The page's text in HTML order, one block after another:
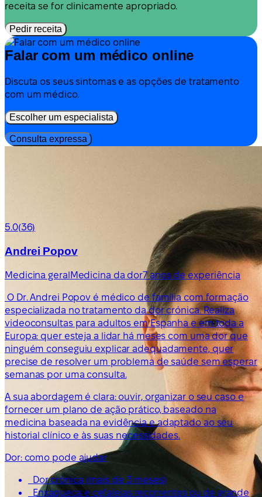
receita se for clinicamente apropriado.
Pedir receita
Falar com um médico online
Discuta os seus sintomas e as opções de tratamento
com um médico.
Escolher um especialista
Consulta expressa
5.0(36)
Andrei Popov
Medicina geralMedicina da dor7 anos de experiência
O Dr. Andrei Popov é médico de família com formação
especializada no tratamento da dor crónica. Realiza
videoconsultas para adultos em Espanha e em toda a
Europa: quer esteja a lidar há meses com uma dor que
ninguém conseguiu explicar adequadamente, quer
precise de resolver um problema de saúde sem esperar
semanas por uma consulta.
A sua abordagem é clara: ouvir, organizar o seu caso e
fornecer um plano de ação prático, baseado na
medicina baseada na evidência e adaptado ao seu
historial clínico e às suas necessidades.
Dor: como pode ajudar
Dor crónica (mais de 3 meses)
Enxaqueca e cefaleias recorrentes ou de grande